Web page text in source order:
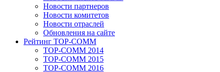
Новости партнеров
Новости комитетов
Новости отраслей
Обновления на сайте
Рейтинг TOP-COMM
TOP-COMM 2014
TOP-COMM 2015
TOP-COMM 2016